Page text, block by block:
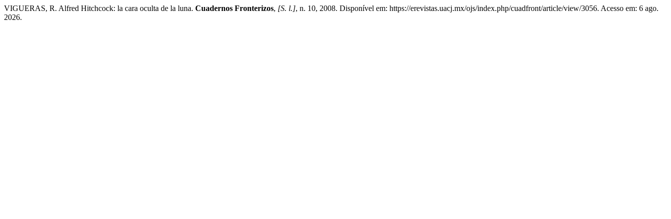
VIGUERAS, R. Alfred Hitchcock: la cara oculta de la luna. Cuadernos Fronterizos, [S. l.], n. 10, 2008. Disponível em: https://erevistas.uacj.mx/ojs/index.php/cuadfront/article/view/3056. Acesso em: 6 ago.
2026.